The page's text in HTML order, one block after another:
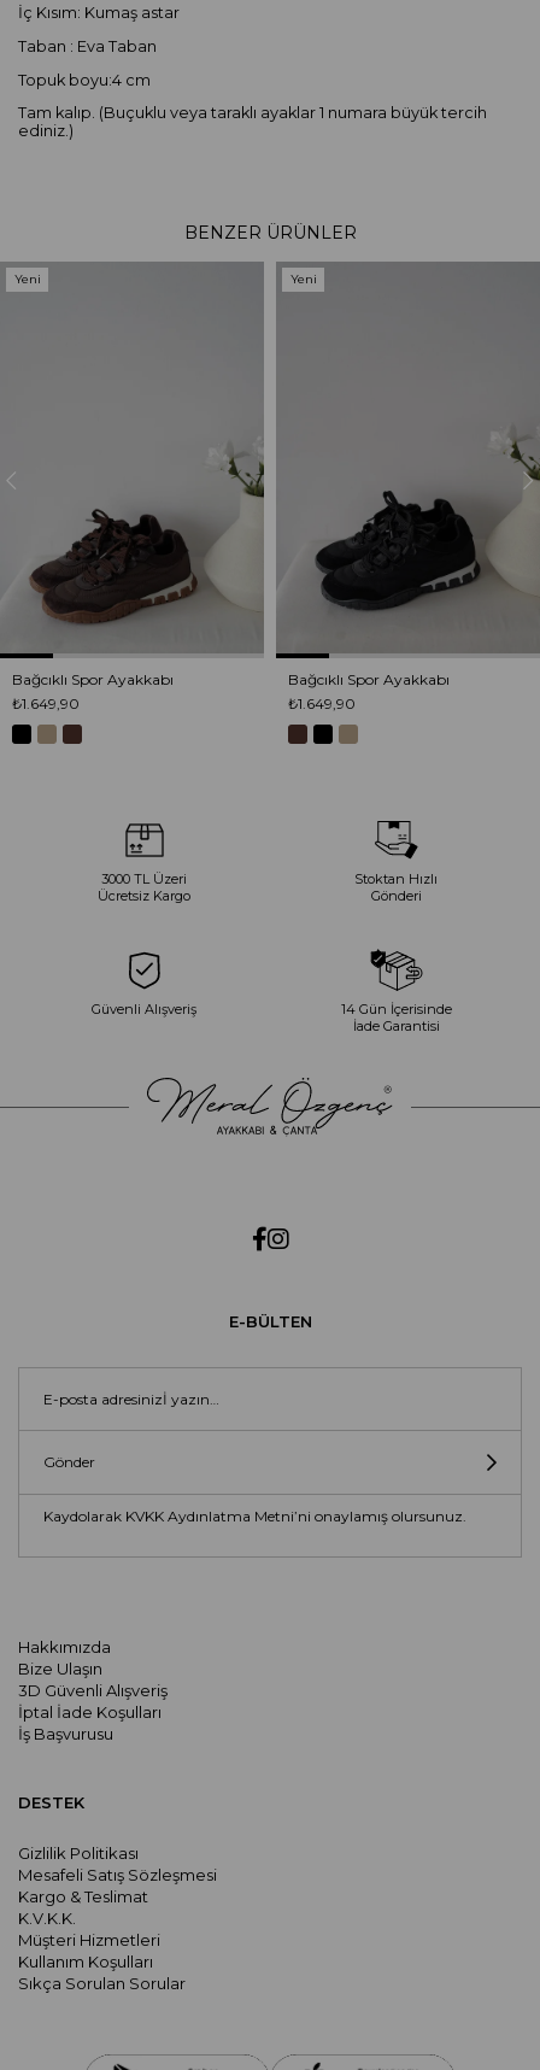
İç Kısım: Kumaş astar
Taban : Eva Taban
Topuk boyu:4 cm
Tam kalıp. (Buçuklu veya taraklı ayaklar 1 numara büyük tercih
ediniz.)
BENZER ÜRÜNLER
Bağcıklı Spor Ayakkabı
₺1.649,90
Yeni
Bağcıklı Spor Ayakkabı
₺1.649,90
Yeni
3000 TL Üzeri
Ücretsiz Kargo
Stoktan Hızlı
Gönderi
Güvenli Alışveriş
14 Gün İçerisinde
İade Garantisi
Hakkımızda
Bize Ulaşın
3D Güvenli Alışveriş
İptal İade Koşulları
İş Başvurusu
E-BÜLTEN
Gönder
Kaydolarak KVKK Aydınlatma Metni’ni onaylamış olursunuz.
DESTEK
Gizlilik Politikası
Mesafeli Satış Sözleşmesi
Kargo & Teslimat
K.V.K.K.
Müşteri Hizmetleri
Kullanım Koşulları
Sıkça Sorulan Sorular